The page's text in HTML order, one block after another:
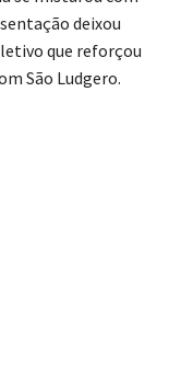
deixou
que reforçou
São Ludgero.